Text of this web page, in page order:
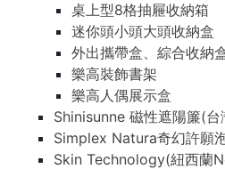
桌上型8格抽屜收納箱
迷你頭小頭大頭收納盒
外出攜帶盒、綜合收納
樂高裝飾書架
樂高人偶展示盒
Shinisunne 磁性遮陽簾(台
Simplex Natura奇幻許願
Skin Technology(紐西蘭